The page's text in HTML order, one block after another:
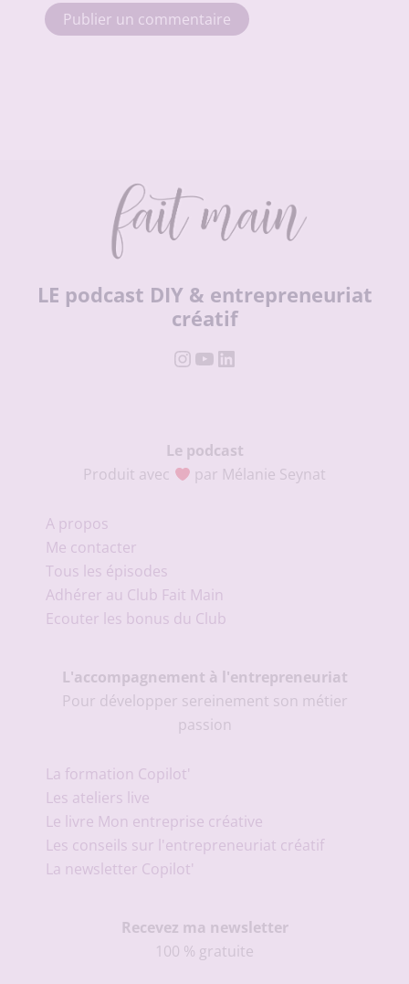
LE podcast DIY & entrepreneuriat
créatif
Instagram
YouTube
LinkedIn
Le podcast
Produit avec
par Mélanie Seynat
A propos
Me contacter
Tous les épisodes
Adhérer au Club Fait Main
Ecouter les bonus du Club
L'accompagnement à l'entrepreneuriat
Pour développer sereinement son métier
passion
La formation Copilot'
Les ateliers live
Le livre Mon entreprise créative
Les conseils sur l'entrepreneuriat créatif
La newsletter Copilot'
Recevez ma newsletter
100 % gratuite